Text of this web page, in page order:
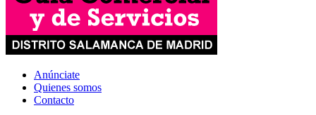
Anúnciate
Quienes somos
Contacto